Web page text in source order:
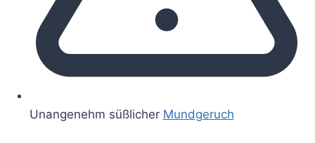
Unangenehm süßlicher Mundgeruch